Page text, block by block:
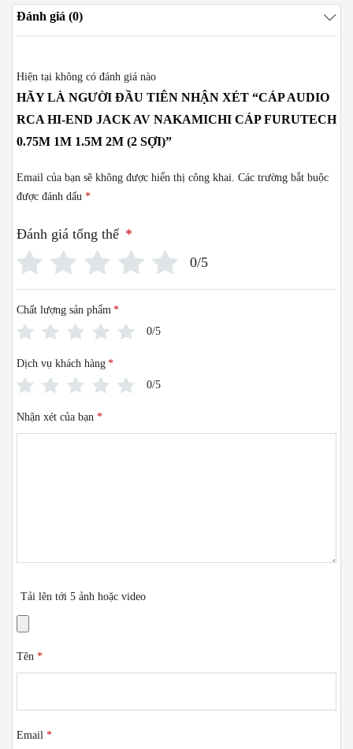
Đánh giá (0)
Hiện tại không có đánh giá nào
HÃY LÀ NGƯỜI ĐẦU TIÊN NHẬN XÉT “CÁP AUDIO
RCA HI-END JACK AV NAKAMICHI CÁP FURUTECH
0.75M 1M 1.5M 2M (2 SỢI)”
Email của bạn sẽ không được hiển thị công khai. Các trường bắt buộc
được đánh dấu *
Đánh giá tổng thể *
0/5
Chất lượng sản phẩm *
0/5
Dịch vụ khách hàng *
0/5
Nhận xét của bạn *
Tải lên tới 5 ảnh hoặc video
Tên *
Email *